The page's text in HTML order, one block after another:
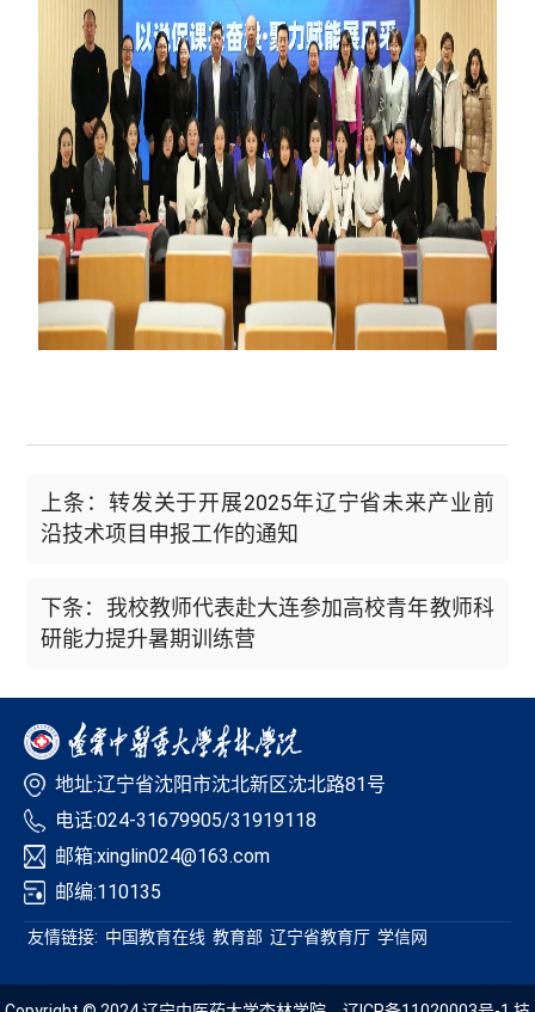
上条：转发关于开展2025年辽宁省未来产业前
沿技术项目申报工作的通知
下条：我校教师代表赴大连参加高校青年教师科
研能力提升暑期训练营
地址:辽宁省沈阳市沈北新区沈北路81号
电话:024-31679905/31919118
邮箱:xinglin024@163.com
邮编:110135
友情链接: 中国教育在线 教育部 辽宁省教育厅 学信网